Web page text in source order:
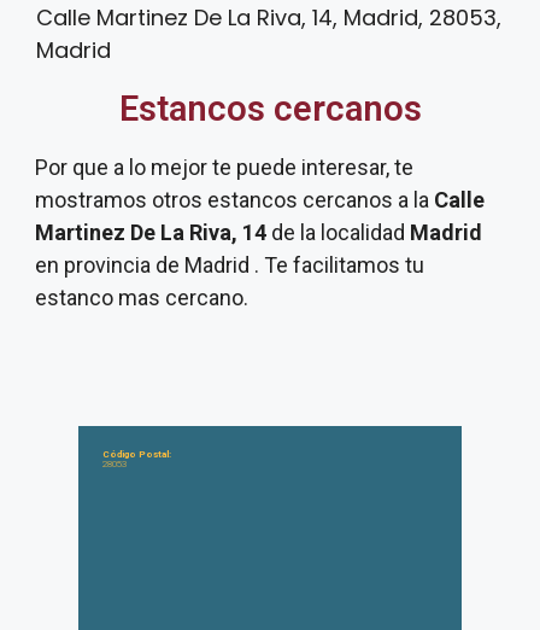
Calle Martinez De La Riva, 14, Madrid, 28053,
Madrid
Estancos cercanos
Por que a lo mejor te puede interesar, te
mostramos otros estancos cercanos a la Calle
Martinez De La Riva, 14 de la localidad Madrid
en provincia de Madrid . Te facilitamos tu
estanco mas cercano.
Código Postal:
28053